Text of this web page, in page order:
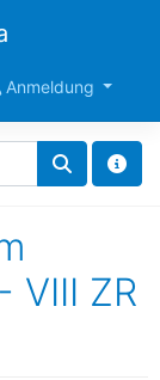
Anmeldung
VIII ZR